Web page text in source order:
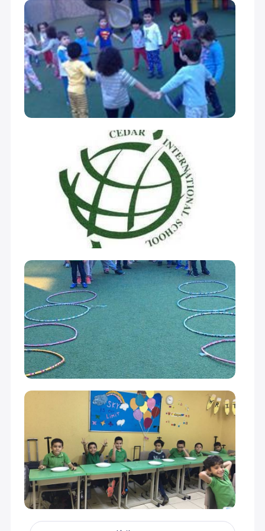
ثاني متوسط (Grade 8) 28,000
28,000
ثالث متوسط (Grade 9) 29,000
29,000
أول ثانوي (Grade 10) 30,000
30,000
ثاني ثانوي (Grade 11) 31,000
31,000